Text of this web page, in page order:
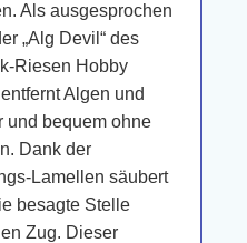
Als ausgesprochen
„Alg Devil“ des
Riesen Hobby
Algen und
und bequem ohne
Dank der
Lamellen säubert
besagte Stelle
Zug. Dieser